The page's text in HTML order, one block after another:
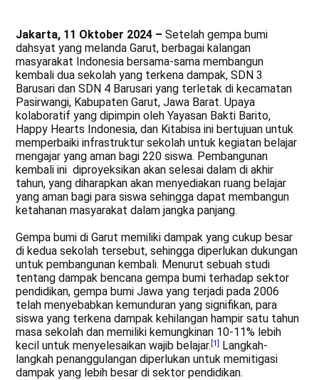
Jakarta, 11 Oktober 2024 –Setelah gempa bumi
dahsyat yang melanda Garut, berbagai kalangan
masyarakat Indonesia bersama-sama membangun
kembali dua sekolah yang terkena dampak, SDN 3
Barusari dan SDN 4 Barusari yang terletak di kecamatan
Pasirwangi, Kabupaten Garut, Jawa Barat. Upaya
kolaboratif yang dipimpin oleh Yayasan Bakti Barito,
Happy Hearts Indonesia, dan Kitabisa ini bertujuan untuk
memperbaiki infrastruktur sekolah untuk kegiatan belajar
mengajar yang aman bagi 220 siswa. Pembangunan
kembali ini diproyeksikan akan selesai dalam di akhir
tahun, yang diharapkan akan menyediakan ruang belajar
yang aman bagi para siswa sehingga dapat membangun
ketahanan masyarakat dalam jangka panjang.
Gempa bumi di Garut memiliki dampak yang cukup besar
di kedua sekolah tersebut, sehingga diperlukan dukungan
untuk pembangunan kembali. Menurut sebuah studi
tentang dampak bencana gempa bumi terhadap sektor
pendidikan, gempa bumi Jawa yang terjadi pada 2006
telah menyebabkan kemunduran yang signifikan, para
siswa yang terkena dampak kehilangan hampir satu tahun
masa sekolah dan memiliki kemungkinan 10-11% lebih
kecil untuk menyelesaikan wajib belajar. [1] Langkah-
langkah penanggulangan diperlukan untuk memitigasi
dampak yang lebih besar di sektor pendidikan.